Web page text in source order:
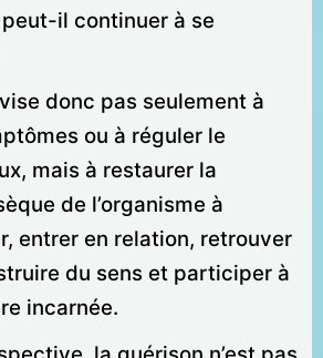
il continuer à se
donc pas seulement à
ou à réguler le
mais à restaurer la
de l’organisme à
entrer en relation, retrouver
du sens et participer à
incarnée.